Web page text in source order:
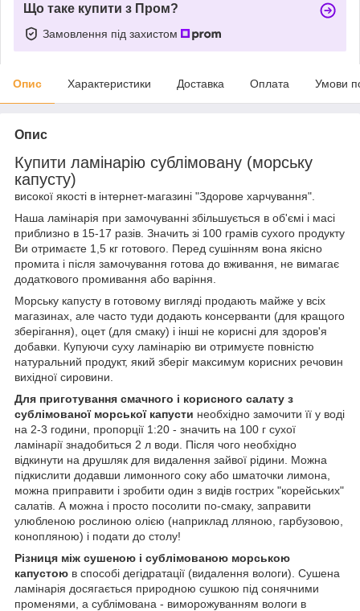
Що таке купити з Пром?
Замовлення під захистом
Опис Характеристики Доставка Оплата Умови
Опис
Купити ламінарію сублімовану (морську
капусту)
високої якості в інтернет-магазині "Здорове харчування".
Наша ламінарія при замочуванні збільшується в об'ємі і масі
приблизно в 15-17 разів. Значить зі 100 грамів сухого продукту
Ви отримаєте 1,5 кг готового. Перед сушінням вона якісно
промита і після замочування готова до вживання, не вимагає
додаткового промивання або варіння.
Морську капусту в готовому вигляді продають майже у всіх
магазинах, але часто туди додають консерванти (для кращого
зберігання), оцет (для смаку) і інші не корисні для здоров'я
добавки. Купуючи суху ламінарію ви отримуєте повністю
натуральний продукт, який зберіг максимум корисних речовин
вихідної сировини.
Для приготування смачного і корисного салату з
сублімованої морської капусти необхідно замочити її у воді
на 2-3 години, пропорції 1:20 - значить на 100 г сухої
ламінарії знадобиться 2 л води. Після чого необхідно
відкинути на друшляк для видалення зайвої рідини. Можна
підкислити додавши лимонного соку або шматочки лимона,
можна приправити і зробити один з видів гострих "корейських"
салатів. А можна і просто посолити по-смаку, заправити
улюбленою рослиною олією (наприклад лляною, гарбузовою,
конопляною) і подати до столу!
Різниця між сушеною і сублімованою морською
капустою в способі дегідратації (видалення вологи). Сушена
ламінарія досягається природною сушкою під сонячними
променями, а сублімована - виморожуванням вологи в